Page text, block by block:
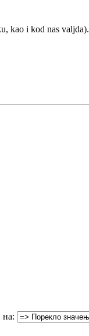
kao i kod nas valjda).
на: